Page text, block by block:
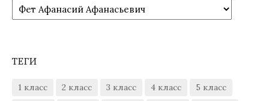
Рубрики
ТЕГИ
1 класс 2 класс 3 класс 4 класс
5 класс